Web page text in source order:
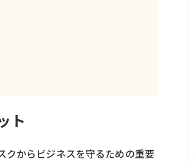
ト
クからビジネスを守るための重要